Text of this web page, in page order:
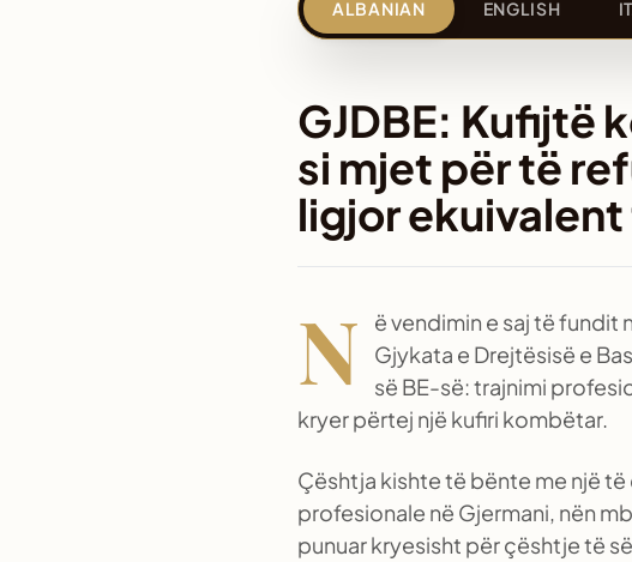
ALBANIAN ENGLISH
GJDBE: Kufijtë
si mjet për të
ligjor
N ë vendimin e saj të fundit
Gjykata e Drejtësisë e
së BE-së: trajnimi
kryer përtej një kufiri kombëtar.
Çështja kishte të bënte me një
profesionale në Gjermani, nën
punuar kryesisht për çështje të